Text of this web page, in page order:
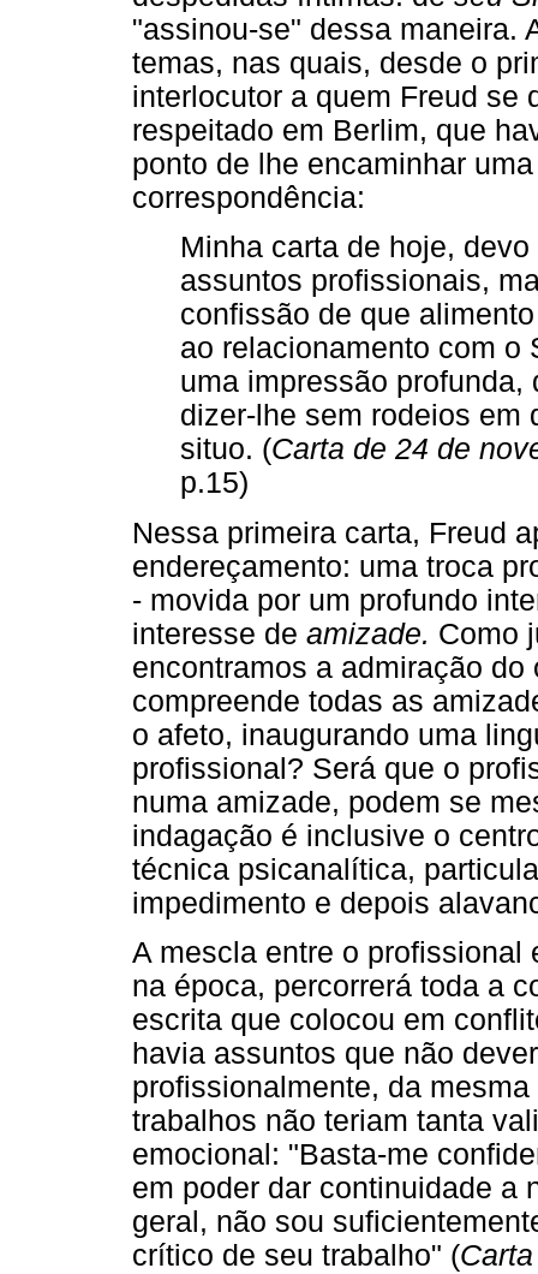
"assinou-se" dessa maneira.
temas, nas quais, desde o
interlocutor a quem Freud se
respeitado em Berlim, que
ponto de lhe encaminhar
correspondência:
Minha carta de hoje,
assuntos profissionais,
confissão de que
ao relacionamento com o
uma impressão
dizer-lhe sem rodeios em
situo. (Carta de 24 de
p.15)
Nessa primeira carta, Freud
endereçamento: uma troca
- movida por um profundo
interesse de amizade. Como
encontramos a admiração
compreende todas as
o afeto, inaugurando uma
profissional? Será que o
numa amizade, podem se
indagação é inclusive o
técnica psicanalítica,
impedimento e depois
A mescla entre o profissional
na época, percorrerá toda a
escrita que colocou em
havia assuntos que não
profissionalmente, da
trabalhos não teriam tanta
emocional: "Basta-me
em poder dar continuidade a
geral, não sou
crítico de seu trabalho" (